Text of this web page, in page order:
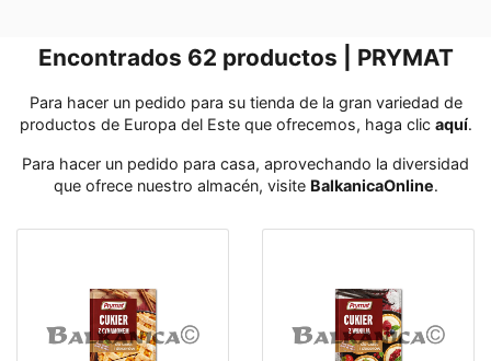
Encontrados 62 productos | PRYMAT
Para hacer un pedido para su tienda de la gran variedad de
productos de Europa del Este que ofrecemos, haga clic aquí․
Para hacer un pedido para casa, aprovechando la diversidad
que ofrece nuestro almacén, visite BalkanicaOnline․